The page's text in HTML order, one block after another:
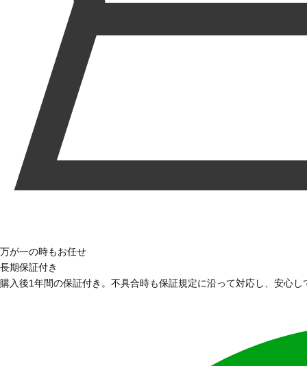
万が一の時もお任せ
長期保証付き
購入後1年間の保証付き。不具合時も保証規定に沿って対応し、安心